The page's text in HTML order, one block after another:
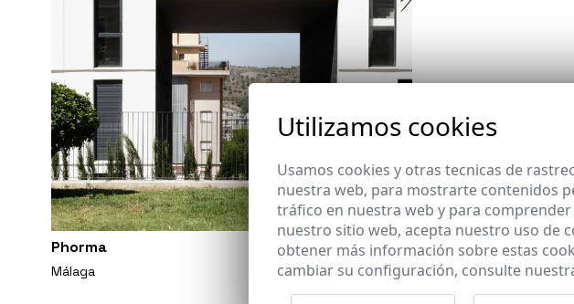
Phorma
Málaga
Utilizamos cookies
Usamos cookies y otras tecnicas de
nuestra web, para mostrarte contenidos
tráfico en nuestra web y para
nuestro sitio web, acepta nuestro uso de
obtener más información sobre estas
cambiar su configuración, consulte